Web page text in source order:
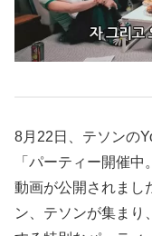
8月22日、テソンの
「パーティー開催
動画が公開されまし
ン、テソンが集まり